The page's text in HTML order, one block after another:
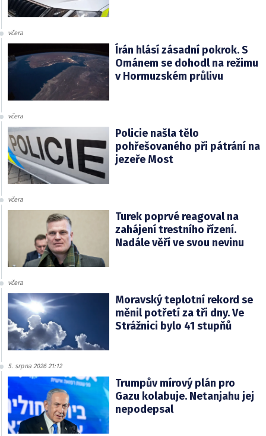
včera
Írán hlásí zásadní pokrok. S
Ománem se dohodl na režimu
v Hormuzském průlivu
včera
Policie našla tělo
pohřešovaného při pátrání na
jezeře Most
včera
Turek poprvé reagoval na
zahájení trestního řízení.
Nadále věří ve svou nevinu
včera
Moravský teplotní rekord se
měnil potřetí za tři dny. Ve
Strážnici bylo 41 stupňů
5. srpna 2026 21:12
Trumpův mírový plán pro
Gazu kolabuje. Netanjahu jej
nepodepsal